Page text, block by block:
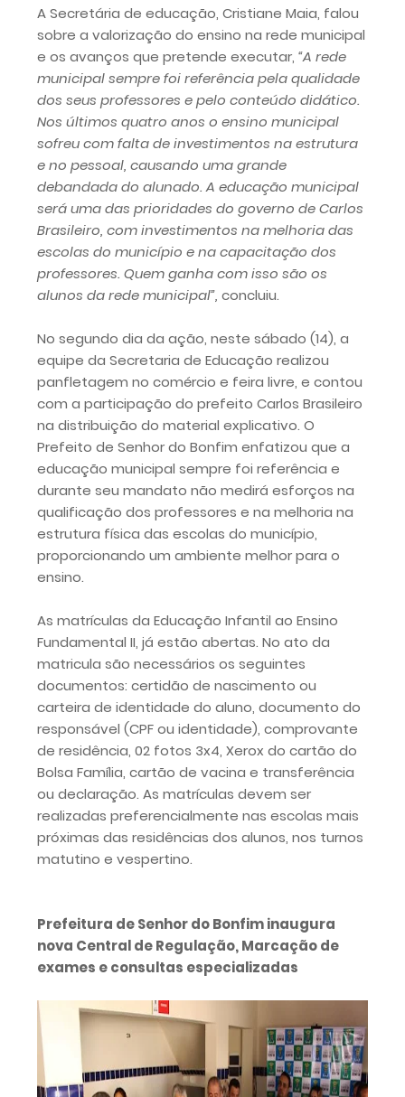
A Secretária de educação, Cristiane Maia, falou
sobre a valorização do ensino na rede municipal
e os avanços que pretende executar, “A rede
municipal sempre foi referência pela qualidade
dos seus professores e pelo conteúdo didático.
Nos últimos quatro anos o ensino municipal
sofreu com falta de investimentos na estrutura
e no pessoal, causando uma grande
debandada do alunado. A educação municipal
será uma das prioridades do governo de Carlos
Brasileiro, com investimentos na melhoria das
escolas do município e na capacitação dos
professores. Quem ganha com isso são os
alunos da rede municipal”, concluiu.
No segundo dia da ação, neste sábado (14), a
equipe da Secretaria de Educação realizou
panfletagem no comércio e feira livre, e contou
com a participação do prefeito Carlos Brasileiro
na distribuição do material explicativo. O
Prefeito de Senhor do Bonfim enfatizou que a
educação municipal sempre foi referência e
durante seu mandato não medirá esforços na
qualificação dos professores e na melhoria na
estrutura física das escolas do município,
proporcionando um ambiente melhor para o
ensino.
As matrículas da Educação Infantil ao Ensino
Fundamental II, já estão abertas. No ato da
matricula são necessários os seguintes
documentos: certidão de nascimento ou
carteira de identidade do aluno, documento do
responsável (CPF ou identidade), comprovante
de residência, 02 fotos 3x4, Xerox do cartão do
Bolsa Família, cartão de vacina e transferência
ou declaração. As matrículas devem ser
realizadas preferencialmente nas escolas mais
próximas das residências dos alunos, nos turnos
matutino e vespertino.
Prefeitura de Senhor do Bonfim inaugura
nova Central de Regulação, Marcação de
exames e consultas especializadas